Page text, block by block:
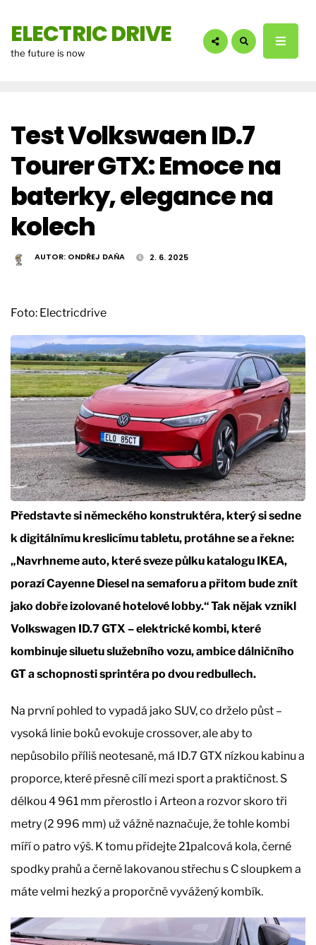
ELECTRIC DRIVE
the future is now
Test Volkswaen ID.7
Tourer GTX: Emoce na
baterky, elegance na
kolech
AUTOR: ONDŘEJ DAŇA 2. 6. 2025
Foto: Electricdrive
Představte si německého konstruktéra, který si sedne
k digitálnímu kreslicímu tabletu, protáhne se a řekne:
„Navrhneme auto, které sveze půlku katalogu IKEA,
porazí Cayenne Diesel na semaforu a přitom bude znít
jako dobře izolované hotelové lobby.“ Tak nějak vznikl
Volkswagen ID.7 GTX – elektrické kombi, které
kombinuje siluetu služebního vozu, ambice dálničního
GT a schopnosti sprintéra po dvou redbullech.
Na první pohled to vypadá jako SUV, co drželo půst –
vysoká linie boků evokuje crossover, ale aby to
nepůsobilo příliš neotesaně, má ID.7 GTX nízkou kabinu a
proporce, které přesně cílí mezi sport a praktičnost. S
délkou 4 961 mm přerostlo i Arteon a rozvor skoro tři
metry (2 996 mm) už vážně naznačuje, že tohle kombi
míří o patro výš. K tomu přidejte 21palcová kola, černé
spodky prahů a černě lakovanou střechu s C sloupkem a
máte velmi hezký a proporčně vyvážený kombík.